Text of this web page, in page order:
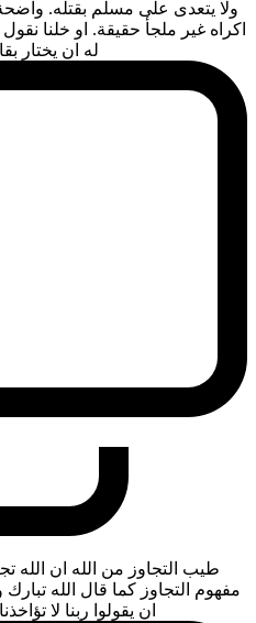
ولا يتعدى على مسلم بقتله.
اكراه غير ملجأ حقيقة. او خلنا
له ان يختار
طيب التجاوز من الله ان الله
مفهوم التجاوز كما قال الله
ان يقولوا ربنا لا